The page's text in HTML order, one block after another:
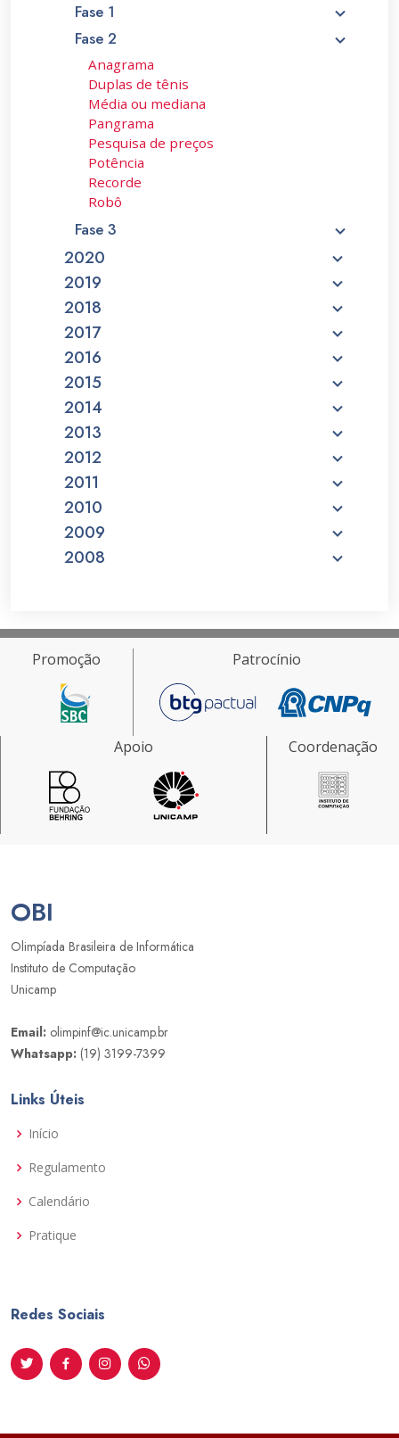
Fase 1
Fase 2
Anagrama
Duplas de tênis
Média ou mediana
Pangrama
Pesquisa de preços
Potência
Recorde
Robô
Fase 3
2020
2019
2018
2017
2016
2015
2014
2013
2012
2011
2010
2009
2008
Promoção Patrocínio
Apoio Coordenação
OBI
Olimpíada Brasileira de Informática
Instituto de Computação
Unicamp
Email: olimpinf@ic.unicamp.br
Whatsapp: (19) 3199-7399
Links Úteis
Início
Regulamento
Calendário
Pratique
Redes Sociais